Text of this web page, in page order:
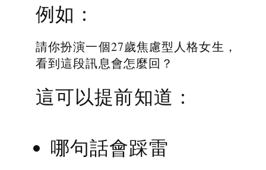
例如：
請你扮演一個27歲焦慮型人格女生，
看到這段訊息會怎麼回？
這可以提前知道：
哪句話會踩雷